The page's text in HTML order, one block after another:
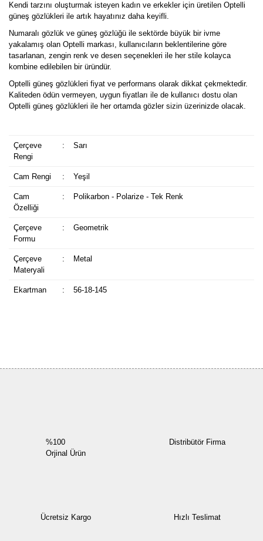
Kendi tarzını oluşturmak isteyen kadın ve erkekler için üretilen Optelli
güneş gözlükleri ile artık hayatınız daha keyifli.
Numaralı gözlük ve güneş gözlüğü ile sektörde büyük bir ivme
yakalamış olan Optelli markası, kullanıcıların beklentilerine göre
tasarlanan, zengin renk ve desen seçenekleri ile her stile kolayca
kombine edilebilen bir üründür.
Optelli güneş gözlükleri fiyat ve performans olarak dikkat çekmektedir.
Kaliteden ödün vermeyen, uygun fiyatları ile de kullanıcı dostu olan
Optelli güneş gözlükleri ile her ortamda gözler sizin üzerinizde olacak.
Çerçeve
Rengi
: Sarı
Cam Rengi : Yeşil
Cam
Özelliği
: Polikarbon - Polarize - Tek Renk
Çerçeve
Formu
: Geometrik
Çerçeve
Materyali
: Metal
Ekartman : 56-18-145
%100
Orjinal Ürün
Distribütör Firma
Ücretsiz Kargo Hızlı Teslimat